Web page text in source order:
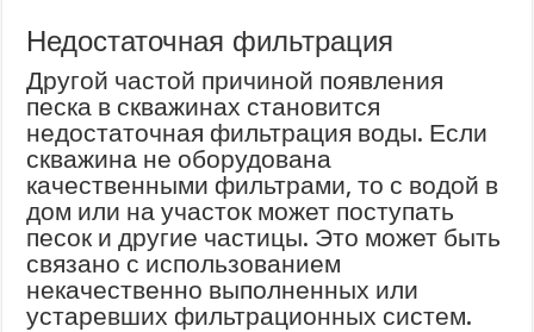
Недостаточная фильтрация
Другой частой причиной появления
песка в скважинах становится
недостаточная фильтрация воды. Если
скважина не оборудована
качественными фильтрами, то с водой в
дом или на участок может поступать
песок и другие частицы. Это может быть
связано с использованием
некачественно выполненных или
устаревших фильтрационных систем.